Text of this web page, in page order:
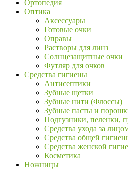
Ортопедия
Оптика
Аксессуары
Готовые очки
Оправы
Растворы для линз
Солнцезащитные очки
Футляр для очков
Средства гигиены
Антисептики
Зубные щетки
Зубные нити (Флоссы)
Зубные пасты и
Подгузники, пеленки,
Средства ухода за
Средства общей
Средства женской
Косметика
Ножницы